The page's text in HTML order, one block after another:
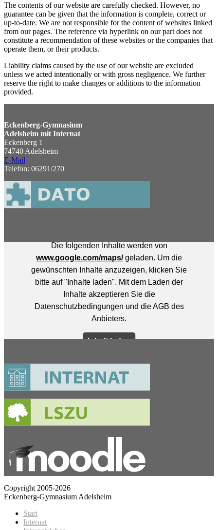
The contents of our website are carefully checked. However, no
guarantee can be given that the information is complete, correct or
up-to-date. We are not responsible for the content of websites linked
from our pages. The reference via hyperlink on our part does not
constitute a recommendation of these websites or the companies that
operate them, or their products.
Liability claims caused by the use of our website are excluded
unless we acted intentionally or with gross negligence. We further
reserve the right to make changes or additions to the information
provided.
Eckenberg-Gymnasium
Adelsheim mit Internat
Eckenberg 1
74740 Adelsheim
E-Mail
Telefon: 06291/270
Copyright 2005-2026
Eckenberg-Gymnasium Adelsheim
Start
Internat